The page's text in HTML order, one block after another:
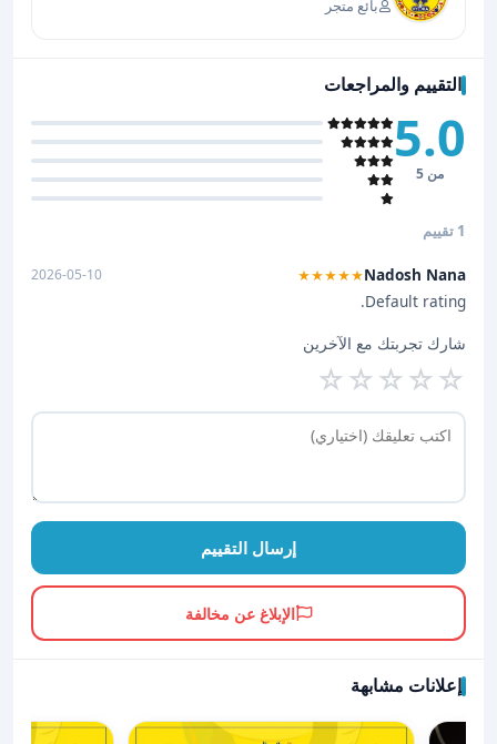
بائع متجر
التقييم والمراجعات
5.0
من 5
1 تقييم
Nadosh Nana
★★★★★
2026-05-10
Default rating.
شارك تجربتك مع الآخرين
☆
☆
☆
☆
☆
إرسال التقييم
الإبلاغ عن مخالفة
إعلانات مشابهة